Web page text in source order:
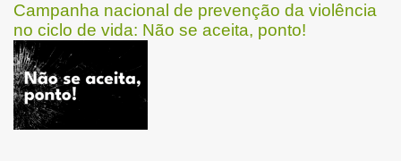
Campanha nacional de prevenção da violência
no ciclo de vida: Não se aceita, ponto!